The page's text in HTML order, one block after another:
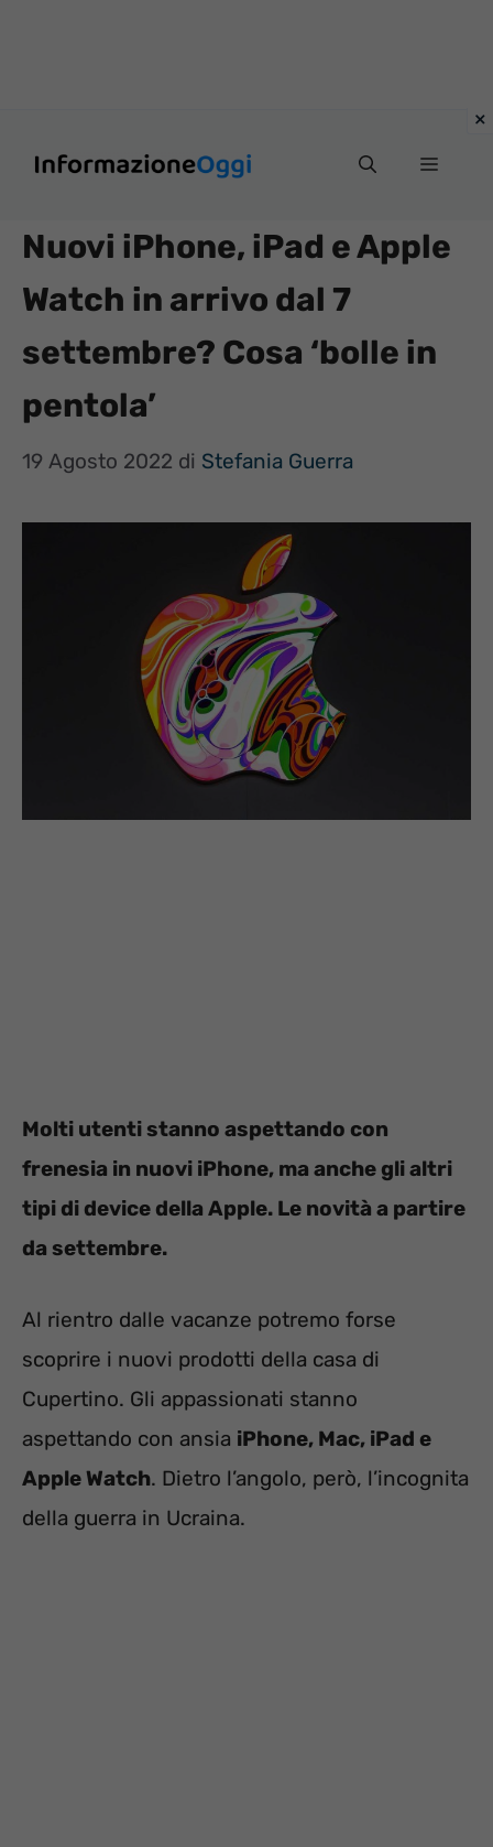
Menu
Nuovi iPhone, iPad e Apple
Watch in arrivo dal 7
settembre? Cosa ‘bolle in
pentola’
19 Agosto 2022 di Stefania Guerra
Molti utenti stanno aspettando con
frenesia in nuovi iPhone, ma anche gli altri
tipi di device della Apple. Le novità a partire
da settembre.
Al rientro dalle vacanze potremo forse
scoprire i nuovi prodotti della casa di
Cupertino. Gli appassionati stanno
aspettando con ansia iPhone, Mac, iPad e
Apple Watch. Dietro l’angolo, però, l’incognita
della guerra in Ucraina.